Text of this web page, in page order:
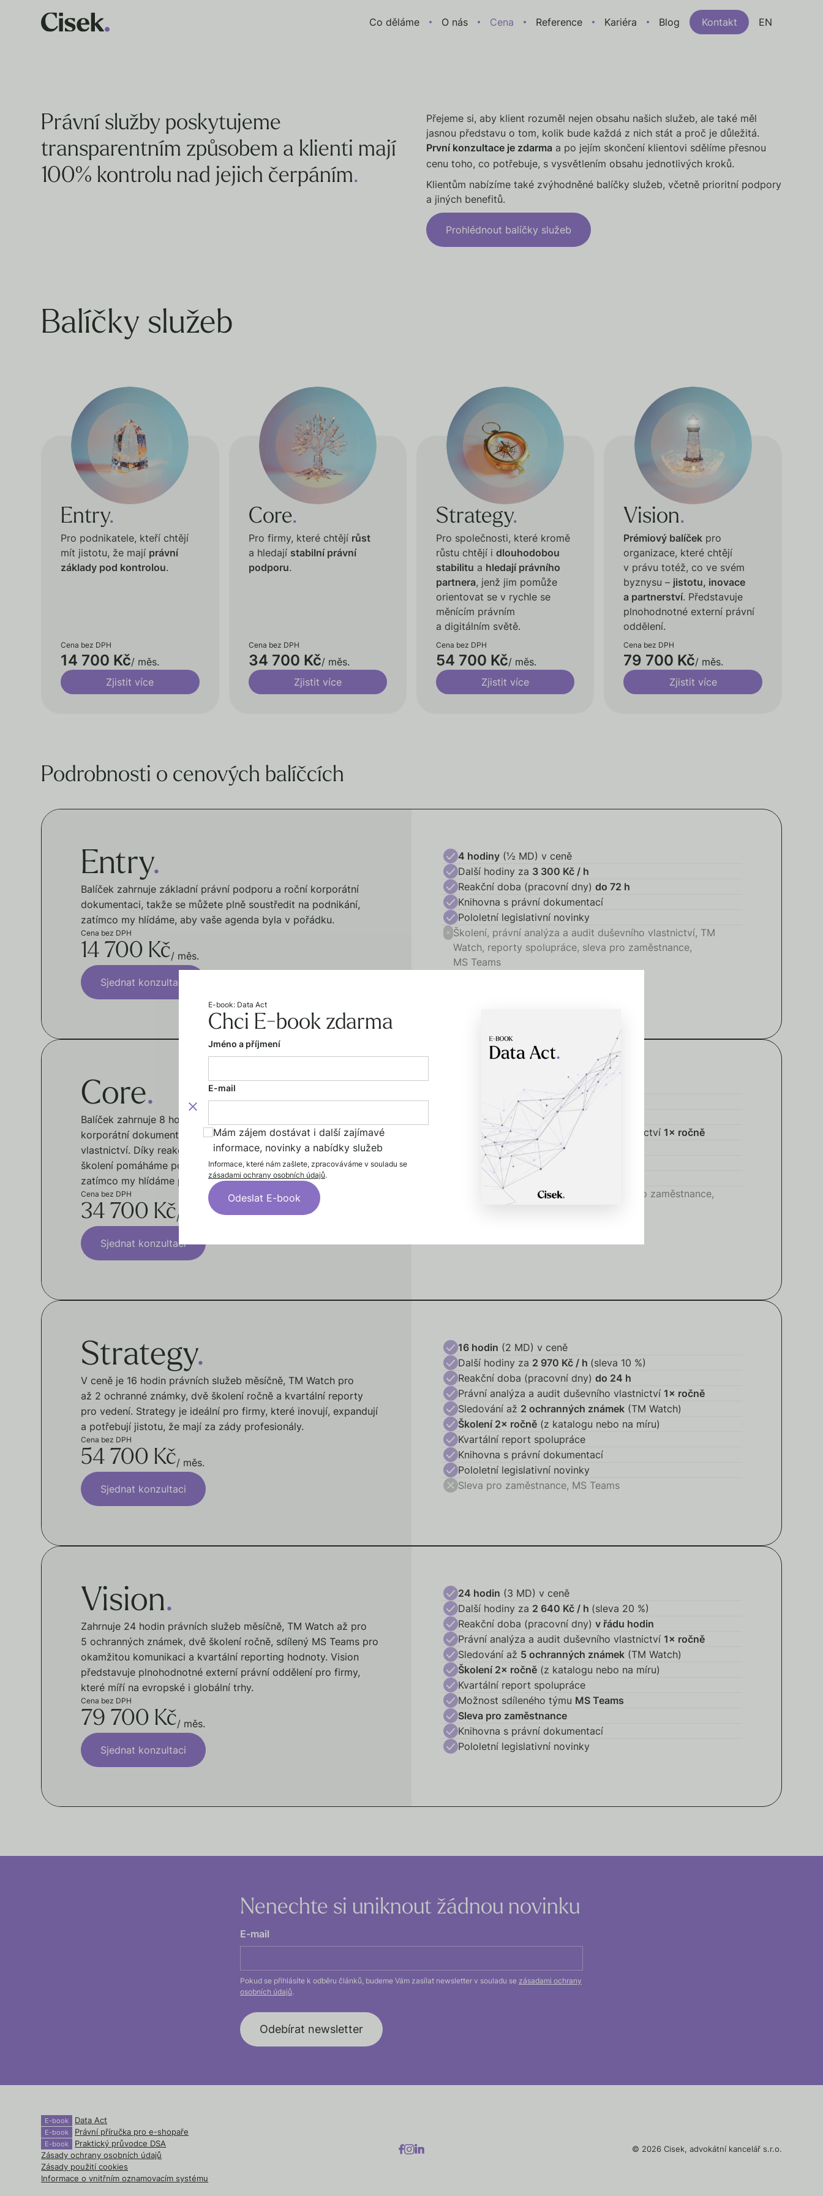
Co děláme O nás Cena Reference Kariéra Blog Kontakt EN
E-book: Data Act
Chci E-book zdarma
Jméno a příjmení
E-mail
Mám zájem dostávat i další zajímavé
informace, novinky a nabídky služeb
Informace, které nám zašlete, zpracováváme v souladu se
zásadami ochrany osobních údajů.
Právní služby poskytujeme
transparentním způsobem a klienti mají
100% kontrolu nad jejich čerpáním.
Přejeme si, aby klient rozuměl nejen obsahu našich služeb, ale také měl
jasnou představu o tom, kolik bude každá z nich stát a proč je důležitá.
První konzultace je zdarma a po jejím skončení klientovi sdělíme přesnou
cenu toho, co potřebuje, s vysvětlením obsahu jednotlivých kroků.
Klientům nabízíme také zvýhodněné balíčky služeb, včetně prioritní podpory
a jiných benefitů.
Prohlédnout balíčky služeb
Balíčky služeb
Entry.
Pro podnikatele, kteří chtějí
mít jistotu, že mají právní
základy pod kontrolou.
Cena bez DPH
14 700 Kč/ měs.
Zjistit více
Core.
Pro firmy, které chtějí růst
a hledají stabilní právní
podporu.
Cena bez DPH
34 700 Kč/ měs.
Zjistit více
Strategy.
Pro společnosti, které kromě
růstu chtějí i dlouhodobou
stabilitu a hledají právního
partnera, jenž jim pomůže
orientovat se v rychle se
měnícím právním
a digitálním světě.
Cena bez DPH
54 700 Kč/ měs.
Zjistit více
Vision.
Prémiový balíček pro
organizace, které chtějí
v právu totéž, co ve svém
byznysu – jistotu, inovace
a partnerství. Představuje
plnohodnotné externí právní
oddělení.
Cena bez DPH
79 700 Kč/ měs.
Zjistit více
Podrobnosti o cenových balíčcích
Entry.
Balíček zahrnuje základní právní podporu a roční korporátní
dokumentaci, takže se můžete plně soustředit na podnikání,
zatímco my hlídáme, aby vaše agenda byla v pořádku.
Cena bez DPH
14 700 Kč/ měs.
Sjednat konzultaci
4 hodiny (½ MD) v ceně
Další hodiny za 3 300 Kč / h
Reakční doba (pracovní dny) do 72 h
Knihovna s právní dokumentací
Pololetní legislativní novinky
Školení, právní analýza a audit duševního vlastnictví, TM
Watch, reporty spolupráce, sleva pro zaměstnance,
MS Teams
Core.
Balíček zahrnuje 8 hodin právních služeb měsíčně, roční
korporátní dokumentaci, právní analýzu a audit duševního
vlastnictví. Díky reakční době do 48 hodin a pravidelnému
školení pomáháme podnikatelům soustředit se na inovace,
zatímco my hlídáme právní rizika.
Cena bez DPH
34 700 Kč/ měs.
Sjednat konzultaci
(1 MD) v ceně
Další hodiny za3 300 Kč / h
Reakční doba (pracovní dny)
Právní analýza a audit duševního vlastnictví 1× ročně
Školení z katalogu 1× ročně
Knihovna s právní dokumentací
Pololetní legislativní novinky
TM Watch, reporty spolupráce, sleva pro zaměstnance,
Strategy.
V ceně je 16 hodin právních služeb měsíčně, TM Watch pro
až 2 ochranné známky, dvě školení ročně a kvartální reporty
pro vedení. Strategy je ideální pro firmy, které inovují, expandují
a potřebují jistotu, že mají za zády profesionály.
Cena bez DPH
54 700 Kč/ měs.
Sjednat konzultaci
16 hodin (2 MD) v ceně
Další hodiny za 2 970 Kč / h (sleva 10 %)
Reakční doba (pracovní dny) do 24 h
Právní analýza a audit duševního vlastnictví 1× ročně
Sledování až 2 ochranných známek (TM Watch)
Školení2× ročně (z katalogu nebo na míru)
Kvartální report spolupráce
Knihovna s právní dokumentací
Pololetní legislativní novinky
Sleva pro zaměstnance, MS Teams
Vision.
Zahrnuje 24 hodin právních služeb měsíčně, TM Watch až pro
5 ochranných známek, dvě školení ročně, sdílený MS Teams pro
okamžitou komunikaci a kvartální reporting hodnoty. Vision
představuje plnohodnotné externí právní oddělení pro firmy,
které míří na evropské i globální trhy.
Cena bez DPH
79 700 Kč/ měs.
Sjednat konzultaci
24 hodin (3 MD) v ceně
Další hodiny za 2 640 Kč / h (sleva 20 %)
Reakční doba (pracovní dny) v řádu hodin
Právní analýza a audit duševního vlastnictví 1× ročně
Sledování až 5 ochranných známek (TM Watch)
Školení 2× ročně (z katalogu nebo na míru)
Kvartální report spolupráce
Možnost sdíleného týmu MS Teams
Sleva pro zaměstnance
Knihovna s právní dokumentací
Pololetní legislativní novinky
Nenechte si uniknout žádnou novinku
E-mail
Pokud se přihlásíte k odběru článků, budeme Vám zasílat newsletter v souladu se zásadami ochrany
osobních údajů.
E-book Data Act
E-book Právní příručka proe-shopaře
E-book
Praktický průvodce DSA
Zásady ochrany osobních údajů
Zásady použití cookies
Informace o vnitřním oznamovacím systému
© 2026 Cisek, advokátní kancelář s.r.o.